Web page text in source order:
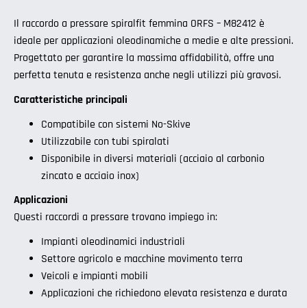
Il raccordo a pressare spiralfit femmina ORFS – M82412 è
ideale per applicazioni oleodinamiche a medie e alte pressioni.
Progettato per garantire la massima affidabilità, offre una
perfetta tenuta e resistenza anche negli utilizzi più gravosi.
Caratteristiche principali
Compatibile con sistemi No-Skive
Utilizzabile con tubi spiralati
Disponibile in diversi materiali (acciaio al carbonio
zincato e acciaio inox)
Applicazioni
Questi raccordi a pressare trovano impiego in:
Impianti oleodinamici industriali
Settore agricolo e macchine movimento terra
Veicoli e impianti mobili
Applicazioni che richiedono elevata resistenza e durata